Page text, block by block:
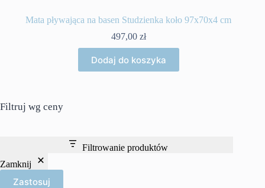
Mata pływająca na basen Studzienka koło 97x70x4 cm
497,00 zł
Dodaj do koszyka
Filtruj wg ceny
Filtrowanie produktów
Zamknij
Zastosuj